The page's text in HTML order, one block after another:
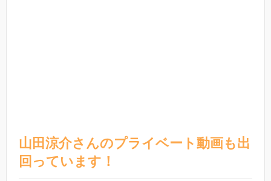
山田涼介さんのプライベート動画も出
回っています！